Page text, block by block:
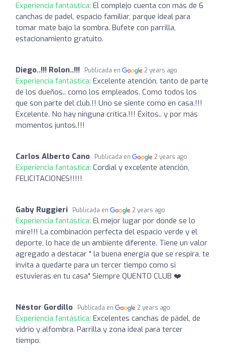
Experiencia fantástica: El complejo cuenta con más de 6
canchas de padel, espacio familiar, parque ideal para
tomar mate bajo la sombra. Bufete con parrilla,
estacionamiento gratuito.
Diego..!!! Rolon..!!! Publicada en 2 years ago
Experiencia fantástica: Excelente atención, tanto de parte
de los dueños.. como los empleados. Como todos los
que son parte del club.!! Uno se siente como en casa.!!!
Excelente. No hay ninguna crítica.!!! Éxitos.. y por más
momentos juntos.!!!
Carlos Alberto Cano Publicada en 2 years ago
Experiencia fantástica: Cordial y excelente atención,
FELICITACIONES!!!!!
Gaby Ruggieri Publicada en 2 years ago
Experiencia fantástica: El mejor lugar por dónde se lo
mire!!! La combinación perfecta del espacio verde y el
deporte, lo hace de un ambiente diferente. Tiene un valor
agregado a destacar " la buena energía que se respira, te
invita a quedarte para un tercer tiempo como si
estuvieras en tu casa" Siempre QUENTO CLUB ❤️
Néstor Gordillo Publicada en 2 years ago
Experiencia fantástica: Excelentes canchas de pádel, de
vidrio y alfombra. Parrilla y zona ideal para tercer
tiempo.